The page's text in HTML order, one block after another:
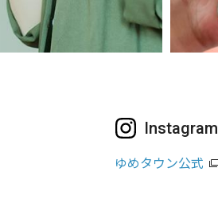
Instagram
ゆめタウン公式